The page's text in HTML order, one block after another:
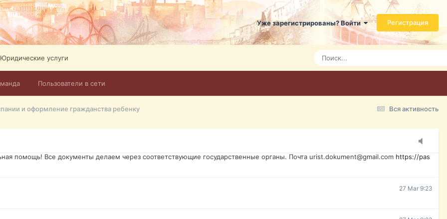
Уже зарегистрированы? Войти Регистрация
Пользователи в сети
Юридические услуги
Вся активность
и оформление гражданства ребенку
Абонемент на 4 тв всего 12,5 Евро в месяц! Легко настроить справится даже ребенок. Быстрое оформление договора с
+972-526-384-339
7 Mar 3:21
7 Mar 3:24
7 Mar 3:28
форума?т из э
15 Mar 16:47
помощь! Все документы делаем через соответствующие государственные органы. Почта urist.dokument@gmail.com https://pas
27 Mar 9:23